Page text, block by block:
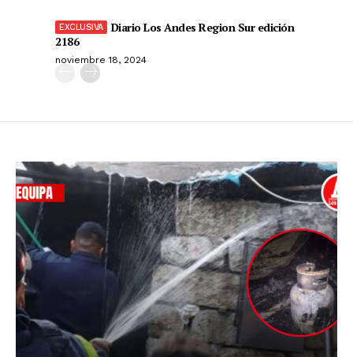
Diario Los Andes Region Sur edición
2186
noviembre 18, 2024